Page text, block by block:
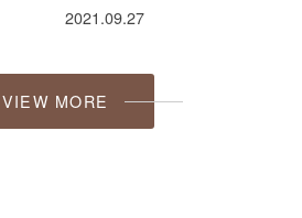
2021.09.27
VIEW MORE